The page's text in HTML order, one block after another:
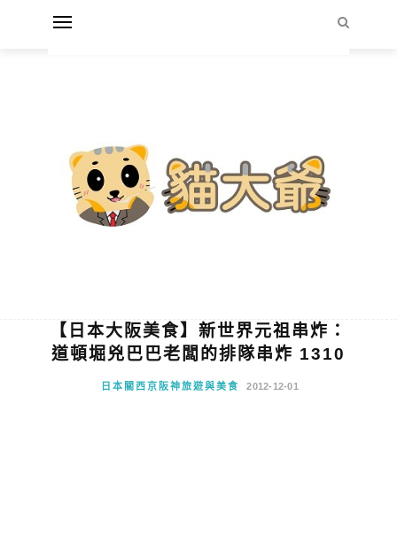
【日本大阪美食】新世界元祖串炸：
道頓堀兇巴巴老闆的排隊串炸 1310
日本關西京阪神旅遊與美食 2012-12-01